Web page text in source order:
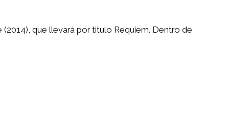
que llevará por titulo Requiem. Dentro de